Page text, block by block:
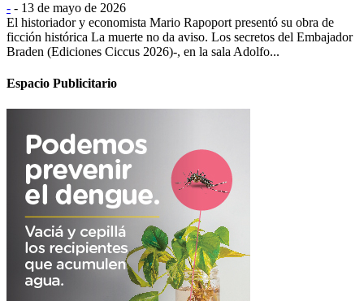
- - 13 de mayo de 2026
El historiador y economista Mario Rapoport presentó su obra de
ficción histórica La muerte no da aviso. Los secretos del Embajador
Braden (Ediciones Ciccus 2026)-, en la sala Adolfo...
Espacio Publicitario